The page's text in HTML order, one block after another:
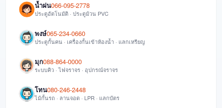
น้ำฝน066-095-2778
ประตูอัตโนมัติ · ประตูม้วน PVC
พงษ์065-234-0660
ประตูกั้นคน · เครื่องกั้นเข้าห้องน้ำ · แลกเหรียญ
มุก088-864-0000
ระบบคิว · ไฟจราจร · อุปกรณ์จราจร
โทน080-246-2448
ไม้กั้นรถ · ลานจอด · LPR · แลกบัตร